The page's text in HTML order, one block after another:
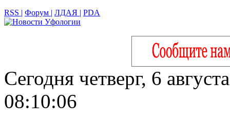
RSS | Форум | ЛДАЯ | PDA
Сегодня четверг, 6
08:10:07